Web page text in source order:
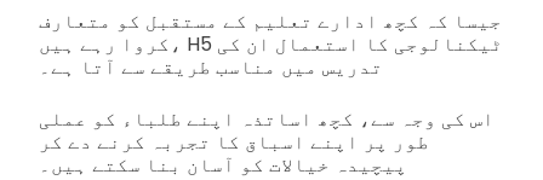
جیسا کہ کچھ ادارے تعلیم کے مستقبل کو متعارف
کروا رہے ہیں، H5 ٹیکنالوجی کا استعمال ان کی
تدریس میں مناسب طریقے سے آتا ہے۔
اس کی وجہ سے، کچھ اساتذہ اپنے طلباء کو عملی
طور پر اپنے اسباق کا تجربہ کرنے دے کر
پیچیدہ خیالات کو آسان بنا سکتے ہیں۔